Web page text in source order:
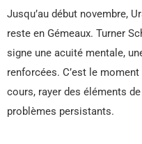
Jusqu’au début novembre,
reste en Gémeaux. Turner
signe une acuité mentale,
renforcées. C’est le
cours, rayer des éléments
problèmes persistants.